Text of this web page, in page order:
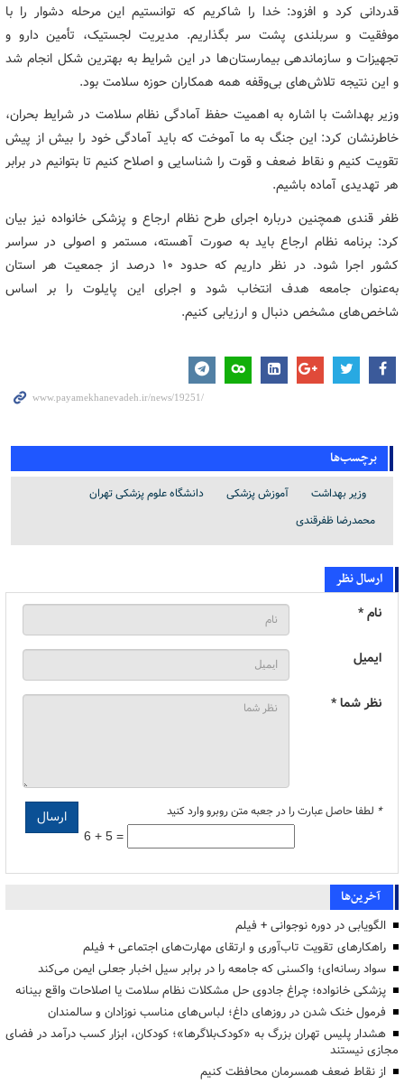
قدردانی کرد و افزود: خدا را شاکریم که توانستیم این مرحله دشوار را با
موفقیت و سربلندی پشت سر بگذاریم. مدیریت لجستیک، تأمین دارو و
تجهیزات و سازماندهی بیمارستان‌ها در این شرایط به بهترین شکل انجام شد
و این نتیجه تلاش‌های بی‌وقفه همه همکاران حوزه سلامت بود.
وزیر بهداشت با اشاره به اهمیت حفظ آمادگی نظام سلامت در شرایط بحران،
خاطرنشان کرد: این جنگ به ما آموخت که باید آمادگی خود را بیش از پیش
تقویت کنیم و نقاط ضعف و قوت را شناسایی و اصلاح کنیم تا بتوانیم در برابر
هر تهدیدی آماده باشیم.
ظفر قندی همچنین درباره اجرای طرح نظام ارجاع و پزشکی خانواده نیز بیان
کرد: برنامه نظام ارجاع باید به صورت آهسته، مستمر و اصولی در سراسر
کشور اجرا شود. در نظر داریم که حدود ۱۰ درصد از جمعیت هر استان
به‌عنوان جامعه هدف انتخاب شود و اجرای این پایلوت را بر اساس
شاخص‌های مشخص دنبال و ارزیابی کنیم.
برچسب‌ها
وزیر بهداشت آموزش پزشکی
دانشگاه علوم پزشکی تهران
محمدرضا ظفرقندی
ارسال نظر
نام *
ایمیل
نظر شما *
* لطفا حاصل عبارت را در جعبه متن روبرو وارد کنید
6 + 5 =
آخرین‌ها
الگویابی در دوره نوجوانی + فیلم
راهکارهای تقویت تاب‌آوری و ارتقای مهارت‌های اجتماعی + فیلم
سواد رسانه‌ای؛ واکسنی که جامعه را در برابر سیل اخبار جعلی ایمن می‌کند
پزشکی خانواده؛ چراغ جادوی حل مشکلات نظام سلامت یا اصلاحات واقع بینانه
فرمول خنک شدن در روزهای داغ؛ لباس‌های مناسب نوزادان و سالمندان
هشدار پلیس تهران بزرگ به «کودک‌بلاگرها»؛ کودکان، ابزار کسب درآمد در فضای
مجازی نیستند
از نقاط ضعف همسرمان محافظت کنیم